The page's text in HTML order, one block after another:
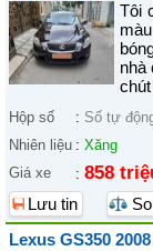
Tôi
nhà
Hộp số : Số tự
Nhiên liệu : Xăng
Giá xe
: 858
Lưu tin
Lexus GS350